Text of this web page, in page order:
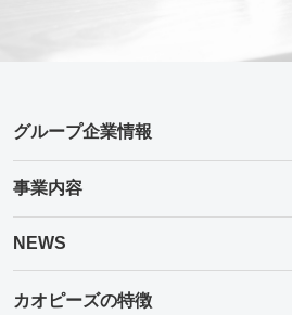
グループ企業情報
事業内容
NEWS
カオピーズの特徴